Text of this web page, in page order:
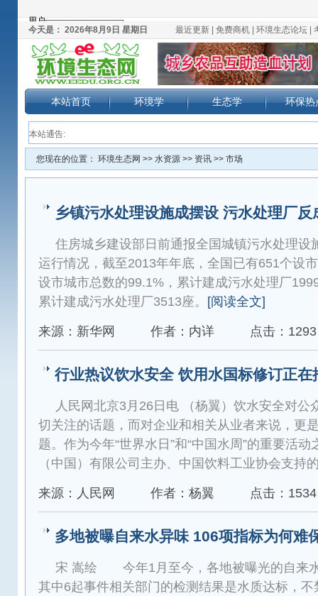
今天是： 2026年8月9日 星期日 最近更新 免费商机 环境生态论坛
本站首页 环境学 生态学 环保热
本站通告:
您现在的位置： 环境生态网 >> 水资源 >> 资讯 >> 市场
乡镇污水处理设施成摆设 污水处理厂反
住房城乡建设部日前通报全国城镇污水处理设
运行情况，截至2013年年底，全国已有651个设
设市城市总数的99.1%，累计建成污水处理厂
累计建成污水处理厂3513座。 [阅读全文]
来源：新华网 作者：内详 点击：1293
行业热议饮水安全 饮用水国标修订正在
人民网北京3月26日电 （杨翼）饮水安全对公
切关注的话题，而对企业和相关从业者来说，更
题。作为今年“世界水日”和“中国水周”的重要活
（中国）有限公司主办、中国饮料工业协会支持
来源：人民网 作者：杨翼 点击：1534
多地被曝自来水异味 106项指标为何难
宋 嵩绘 今年1月至今，各地被曝光的自来
其中6起事件相关部门的检测结果是水质达标，不